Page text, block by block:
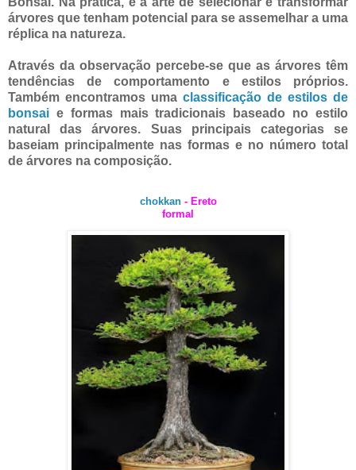
árvores que tenham potencial para se assemelhar a uma
réplica na natureza.
Através da observação percebe-se que as árvores têm
tendências de comportamento e estilos próprios.
Também encontramos uma classificação de estilos de
bonsai e formas mais tradicionais baseado no estilo
natural das árvores. Suas principais categorias se
baseiam principalmente nas formas e no número total
de árvores na composição.
chokkan- Ereto
formal